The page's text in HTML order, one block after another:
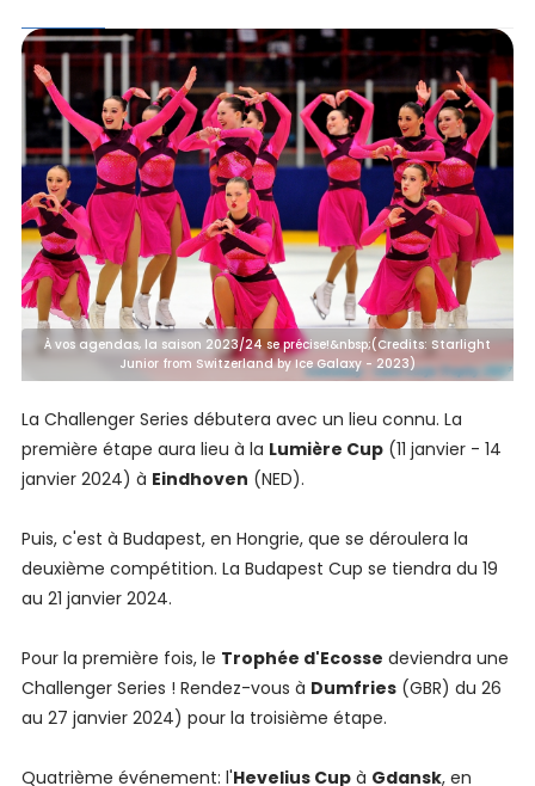
À vos agendas, la saison 2023/24 se précise!&nbsp;(Credits: Starlight
Junior from Switzerland by Ice Galaxy - 2023)
La Challenger Series débutera avec un lieu connu. La
première étape aura lieu à la Lumière Cup(11 janvier - 14
janvier 2024) à Eindhoven (NED).
Puis, c'est à Budapest, en Hongrie, que se déroulera la
deuxième compétition. La Budapest Cup se tiendra du 19
au 21 janvier 2024.
Pour la première fois, le Trophée d'Ecosse deviendra une
Challenger Series ! Rendez-vous à Dumfries(GBR) du 26
au 27 janvier 2024) pour la troisième étape.
Quatrième événement: l'Hevelius Cupà Gdansk, en